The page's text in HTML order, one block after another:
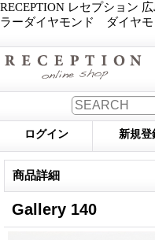
RECEPTION レセプション
ラーダイヤモンド ダイヤ
ログイン 新規登
商品詳細
Gallery 140